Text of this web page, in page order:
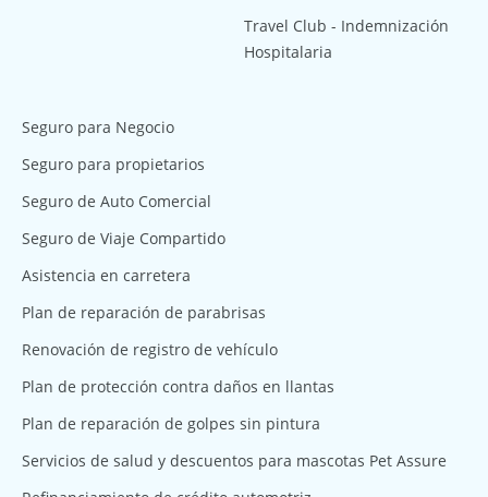
Travel Club - Indemnización
Hospitalaria
Seguro para Negocio
Seguro para propietarios
Seguro de Auto Comercial
Seguro de Viaje Compartido
Asistencia en carretera
Plan de reparación de parabrisas
Renovación de registro de vehículo
Plan de protección contra daños en llantas
Plan de reparación de golpes sin pintura
Servicios de salud y descuentos para mascotas Pet Assure